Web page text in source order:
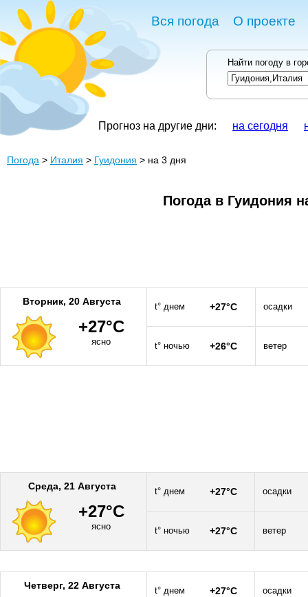
Вся погода О проекте
Найти погоду в
Прогноз на другие дни: на сегодня
Погода > Италия > Гуидония > на 3 дня
Погода в Гуидония
Вторник, 20 Августа
+27°C
ясно
t° днем +27°C осадки
t° ночью +26°C ветер
Среда, 21 Августа
+27°C
ясно
t° днем +27°C осадки
t° ночью +27°C ветер
Четверг, 22 Августа t° днем +27°C осадки